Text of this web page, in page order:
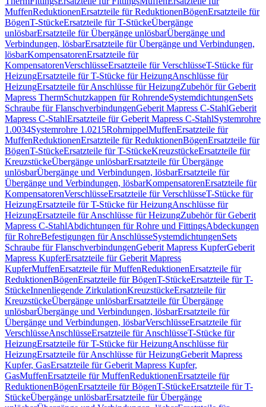
MuffenReduktionenErsatzteile für ReduktionenBögenErsatzteile für
BögenT-StückeErsatzteile für T-StückeÜbergänge
unlösbarErsatzteile für Übergänge unlösbarÜbergänge und
Verbindungen, lösbarErsatzteile für Übergänge und Verbindungen,
lösbarKompensatorenErsatzteile für
KompensatorenVerschlüsseErsatzteile für VerschlüsseT-Stücke für
HeizungErsatzteile für T-Stücke für HeizungAnschlüsse für
HeizungErsatzteile für Anschlüsse für HeizungZubehör für Geberit
Mapress ThermSchutzkappen für RohrendeSystemdichtungenSets
Schraube für FlanschverbindungenGeberit Mapress C-StahlGeberit
Mapress C-StahlErsatzteile für Geberit Mapress C-StahlSystemrohre
1.0034Systemrohre 1.0215RohrnippelMuffenErsatzteile für
MuffenReduktionenErsatzteile für ReduktionenBögenErsatzteile für
BögenT-StückeErsatzteile für T-StückeKreuzstückeErsatzteile für
KreuzstückeÜbergänge unlösbarErsatzteile für Übergänge
unlösbarÜbergänge und Verbindungen, lösbarErsatzteile für
Übergänge und Verbindungen, lösbarKompensatorenErsatzteile für
KompensatorenVerschlüsseErsatzteile für VerschlüsseT-Stücke für
HeizungErsatzteile für T-Stücke für HeizungAnschlüsse für
HeizungErsatzteile für Anschlüsse für HeizungZubehör für Geberit
Mapress C-StahlAbdichtungen für Rohre und FittingsAbdeckungen
für RohreBefestigungen für AnschlüsseSystemdichtungenSets
Schraube für FlanschverbindungenGeberit Mapress KupferGeberit
Mapress KupferErsatzteile für Geberit Mapress
KupferMuffenErsatzteile für MuffenReduktionenErsatzteile für
ReduktionenBögenErsatzteile für BögenT-StückeErsatzteile für T-
StückeInnenliegende ZirkulationKreuzstückeErsatzteile für
KreuzstückeÜbergänge unlösbarErsatzteile für Übergänge
unlösbarÜbergänge und Verbindungen, lösbarErsatzteile für
Übergänge und Verbindungen, lösbarVerschlüsseErsatzteile für
VerschlüsseAnschlüsseErsatzteile für AnschlüsseT-Stücke für
HeizungErsatzteile für T-Stücke für HeizungAnschlüsse für
HeizungErsatzteile für Anschlüsse für HeizungGeberit Mapress
Kupfer, GasErsatzteile für Geberit Mapress Kupfer,
GasMuffenErsatzteile für MuffenReduktionenErsatzteile für
ReduktionenBögenErsatzteile für BögenT-StückeErsatzteile für T-
StückeÜbergänge unlösbarErsatzteile für Übergänge